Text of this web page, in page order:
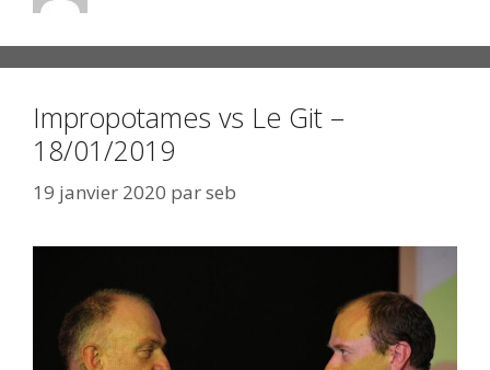
Impropotames vs Le Git –
18/01/2019
19 janvier 2020 parseb